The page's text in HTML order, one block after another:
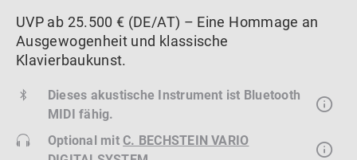
UVP ab 25.500 € (DE/AT) – Eine Hommage an
Ausgewogenheit und klassische
Klavierbaukunst.
Dieses akustische Instrument ist Bluetooth
MIDI fähig.
Optional mitC. BECHSTEIN VARIO